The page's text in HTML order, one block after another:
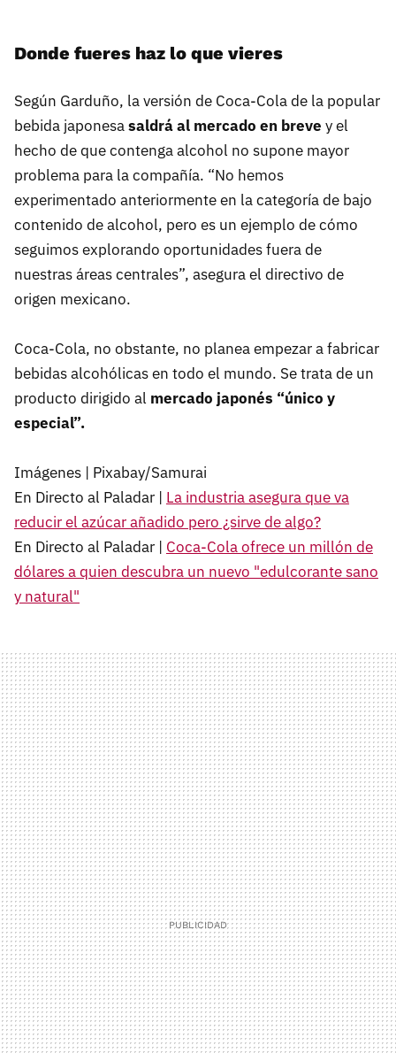
Donde fueres haz lo que vieres
Según Garduño, la versión de Coca-Cola de la popular
bebida japonesasaldrá al mercado en breve y el
hecho de que contenga alcohol no supone mayor
problema para la compañía. “No hemos
experimentado anteriormente en la categoría de bajo
contenido de alcohol, pero es un ejemplo de cómo
seguimos explorando oportunidades fuera de
nuestras áreas centrales”, asegura el directivo de
origen mexicano.
Coca-Cola, no obstante, no planea empezar a fabricar
bebidas alcohólicas en todo el mundo. Se trata de un
producto dirigido al mercado japonés “único y
especial”.
Imágenes | Pixabay/Samurai
En Directo al Paladar | La industria asegura que va
reducir el azúcar añadido pero ¿sirve de algo?
En Directo al Paladar | Coca-Cola ofrece un millón de
dólares a quien descubra un nuevo "edulcorante sano
y natural"